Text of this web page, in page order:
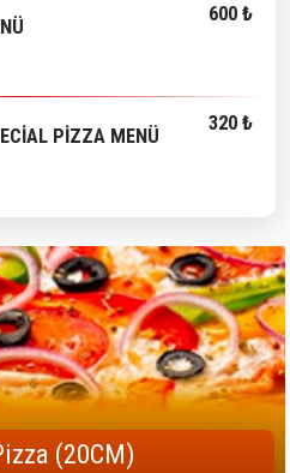
600 ₺
PİZZA MENÜ
320 ₺
(20CM)